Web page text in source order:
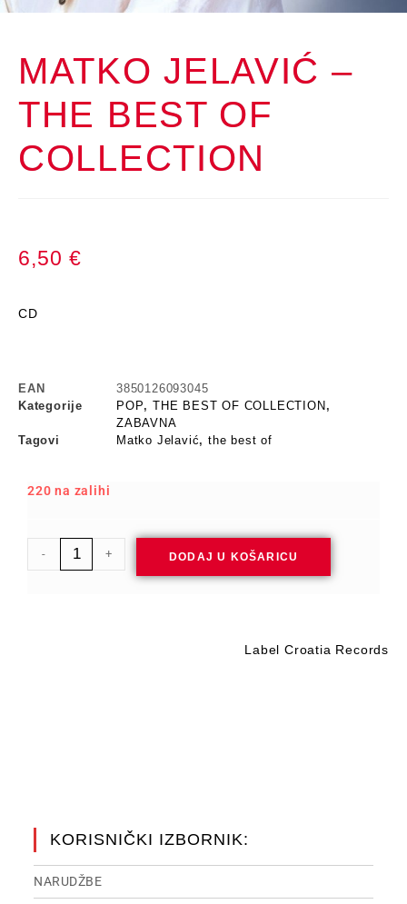
MATKO JELAVIĆ –
THE BEST OF
COLLECTION
6,50 €
CD
EAN
3850126093045
Kategorije
POP,THE BEST OF COLLECTION ,
ZABAVNA
Tagovi
Matko Jelavić,the best of
220 na zalihi
- + DODAJ U KOŠARICU
Label Croatia Records
KORISNIČKI IZBORNIK:
NARUDŽBE